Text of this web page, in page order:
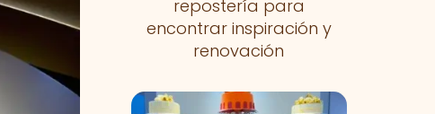
repostería para
encontrar inspiración y
renovación